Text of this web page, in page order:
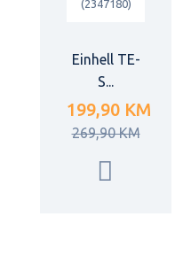
Einhell TE-
S...
199,90 KM
269,90 KM